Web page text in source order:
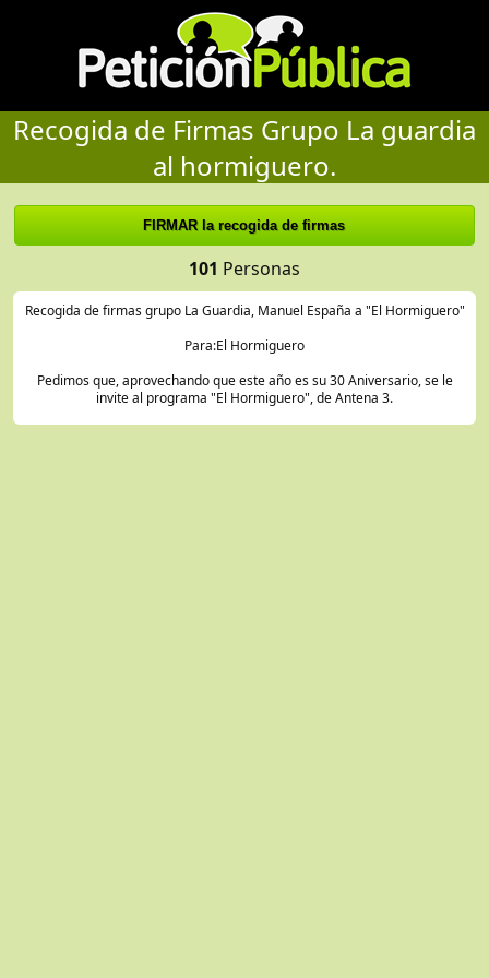
Recogida de Firmas Grupo La guardia
al hormiguero.
101 Personas
Recogida de firmas grupo La Guardia, Manuel España a "El Hormiguero"
Para:El Hormiguero
Pedimos que, aprovechando que este año es su 30 Aniversario, se le
invite al programa "El Hormiguero", de Antena 3.